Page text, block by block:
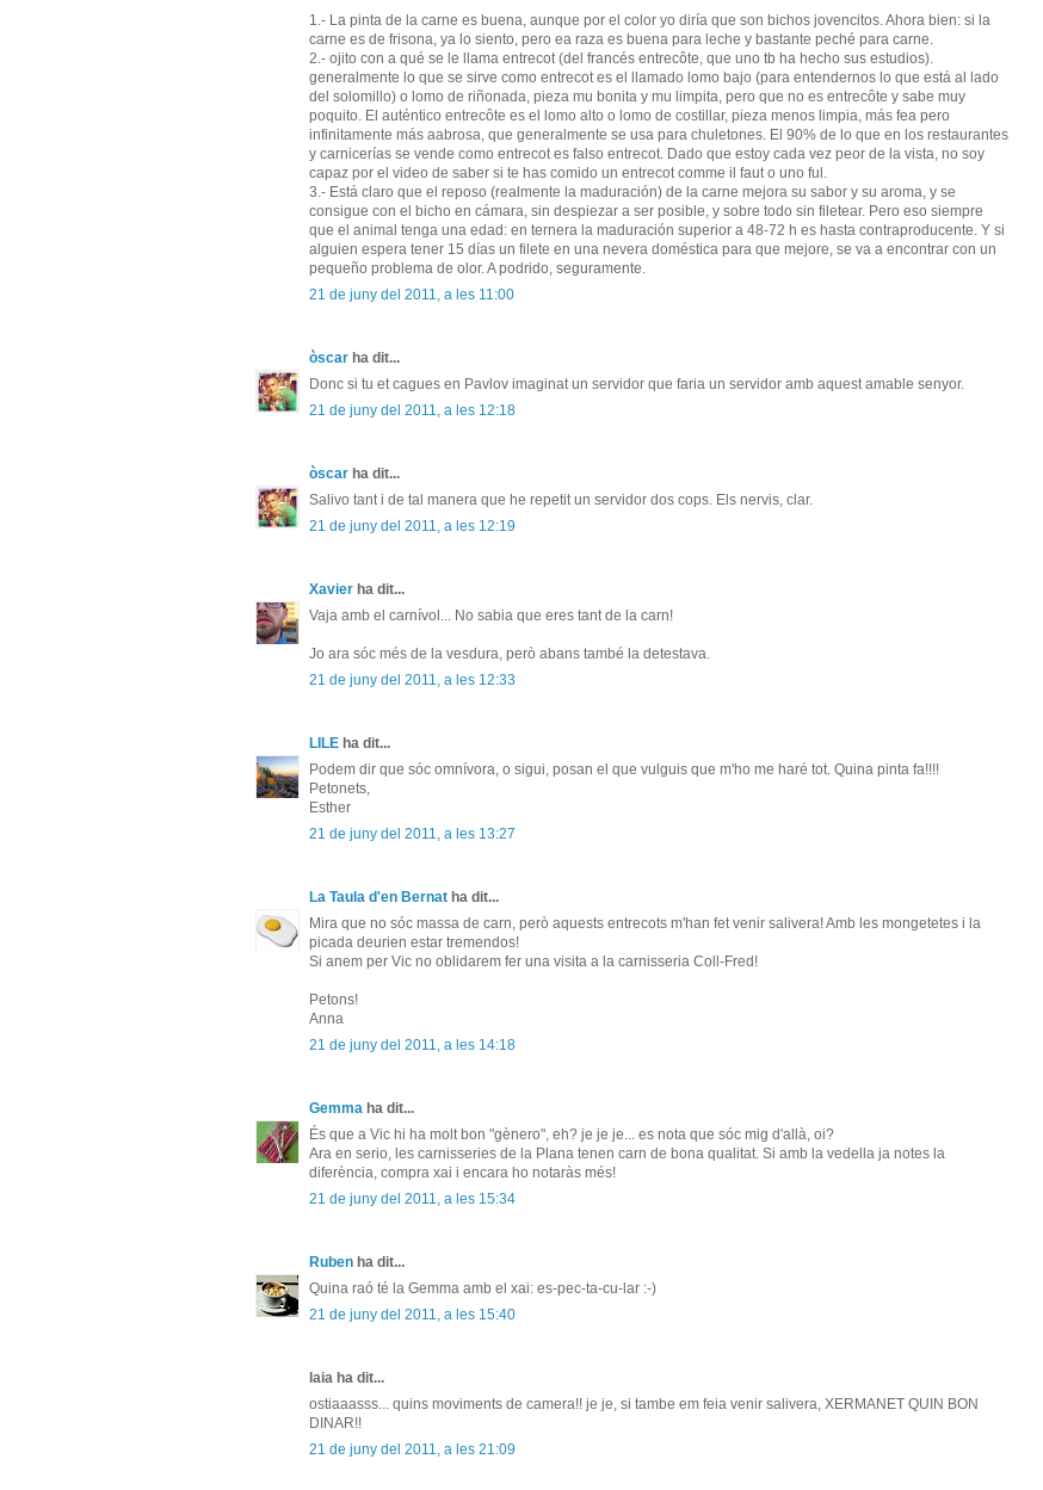
1.- La pinta de la carne es buena, aunque por el color yo diría que son bichos jovencitos. Ahora bien: si la
carne es de frisona, ya lo siento, pero ea raza es buena para leche y bastante peché para carne.
2.- ojito con a qué se le llama entrecot (del francés entrecôte, que uno tb ha hecho sus estudios).
generalmente lo que se sirve como entrecot es el llamado lomo bajo (para entendernos lo que está al lado
del solomillo) o lomo de riñonada, pieza mu bonita y mu limpita, pero que no es entrecôte y sabe muy
poquito. El auténtico entrecôte es el lomo alto o lomo de costillar, pieza menos limpia, más fea pero
infinitamente más aabrosa, que generalmente se usa para chuletones. El 90% de lo que en los restaurantes
y carnicerías se vende como entrecot es falso entrecot. Dado que estoy cada vez peor de la vista, no soy
capaz por el video de saber si te has comido un entrecot comme il faut o uno ful.
3.- Está claro que el reposo (realmente la maduración) de la carne mejora su sabor y su aroma, y se
consigue con el bicho en cámara, sin despiezar a ser posible, y sobre todo sin filetear. Pero eso siempre
que el animal tenga una edad: en ternera la maduración superior a 48-72 h es hasta contraproducente. Y si
alguien espera tener 15 días un filete en una nevera doméstica para que mejore, se va a encontrar con un
pequeño problema de olor. A podrido, seguramente.
21 de juny del 2011, a les 11:00
òscar ha dit...
Donc si tu et cagues en Pavlov imaginat un servidor que faria un servidor amb aquest amable senyor.
21 de juny del 2011, a les 12:18
òscar ha dit...
Salivo tant i de tal manera que he repetit un servidor dos cops. Els nervis, clar.
21 de juny del 2011, a les 12:19
Xavier ha dit...
Vaja amb el carnívol... No sabia que eres tant de la carn!
Jo ara sóc més de la vesdura, però abans també la detestava.
21 de juny del 2011, a les 12:33
LILE ha dit...
Podem dir que sóc omnívora, o sigui, posan el que vulguis que m'ho me haré tot. Quina pinta fa!!!!
Petonets,
Esther
21 de juny del 2011, a les 13:27
La Taula d'en Bernat ha dit...
Mira que no sóc massa de carn, però aquests entrecots m'han fet venir salivera! Amb les mongetetes i la
picada deurien estar tremendos!
Si anem per Vic no oblidarem fer una visita a la carnisseria Coll-Fred!
Petons!
Anna
21 de juny del 2011, a les 14:18
Gemma ha dit...
És que a Vic hi ha molt bon "gènero", eh? je je je... es nota que sóc mig d'allà, oi?
Ara en serio, les carnisseries de la Plana tenen carn de bona qualitat. Si amb la vedella ja notes la
diferència, compra xai i encara ho notaràs més!
21 de juny del 2011, a les 15:34
Ruben ha dit...
Quina raó té la Gemma amb el xai: es-pec-ta-cu-lar :-)
21 de juny del 2011, a les 15:40
laia ha dit...
ostiaaasss... quins moviments de camera!! je je, si tambe em feia venir salivera, XERMANET QUIN BON
DINAR!!
21 de juny del 2011, a les 21:09